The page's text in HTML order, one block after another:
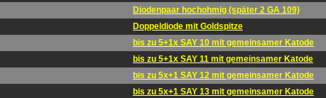
Diodenpaar hochohmig (später 2 GA 109)
Doppeldiode mit Goldspitze
bis zu 5+1x SAY 10 mit gemeinsamer Katode
bis zu 5+1x SAY 11 mit gemeinsamer Katode
bis zu 5x+1 SAY 12 mit gemeinsamer Katode
bis zu 5x+1 SAY 13 mit gemeinsamer Katode